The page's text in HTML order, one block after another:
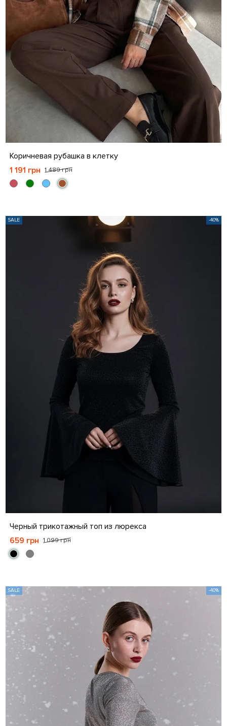
S M L XL XXL
Коричневая рубашка в клетку
1 489 грн
1 191 грн
S M L XL
Черный трикотажный топ из люрекса
1 099 грн
659 грн